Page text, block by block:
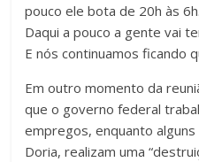
pouco ele bota de 20h às
Daqui a pouco a gente vai
E nós continuamos ficando
Em outro momento da
que o governo federal
empregos, enquanto
Doria, realizam uma